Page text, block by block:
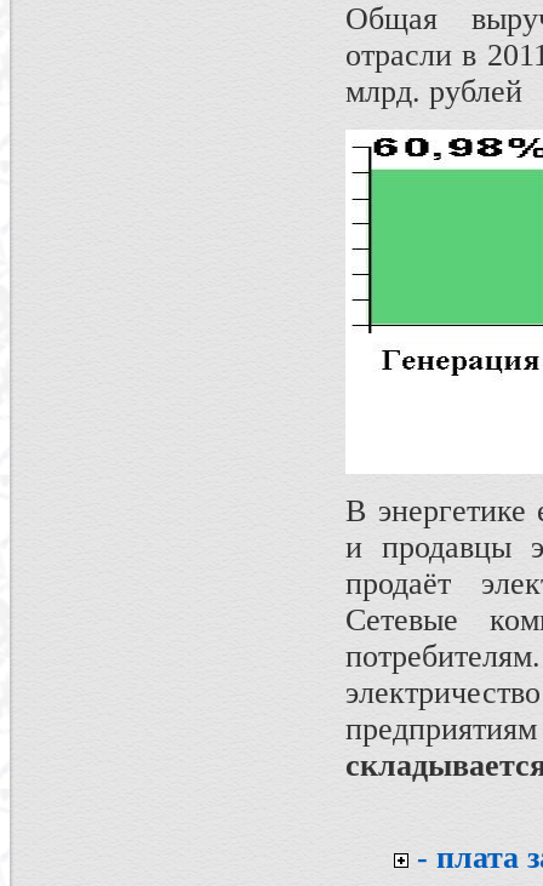
Общая
отрасли в
млрд. рублей
В энергетике
и продавцы
продаёт
Сетевые
- плата